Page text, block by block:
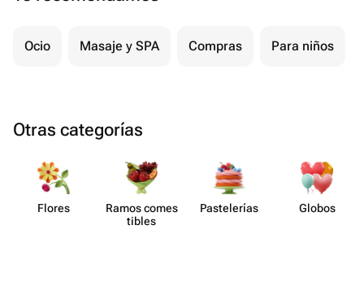
Ocio Masaje y SPA Compras Para niños
Otras categorías
Flores
Ramos comes​
tibles
Paste​lerías Globos